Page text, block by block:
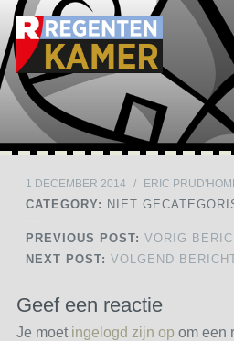
Skip to content
1 DECEMBER 2014 / ERIC
CATEGORY: NIET
PREVIOUS POST: VORIG
NEXT POST: VOLGEND
Geef een reactie
Je moet ingelogd zijn op om een